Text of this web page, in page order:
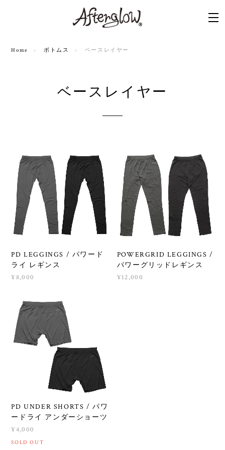
Home ボトムス ベースレイヤー
ベースレイヤー
PD LEGGINGS / パワード
ライ レギンス
¥8,000
POWERGRID LEGGINGS /
パワーグリッドレギンス
¥12,000
PD UNDER SHORTS / パワ
ードライ アンダーショーツ
¥4,000
SOLD OUT